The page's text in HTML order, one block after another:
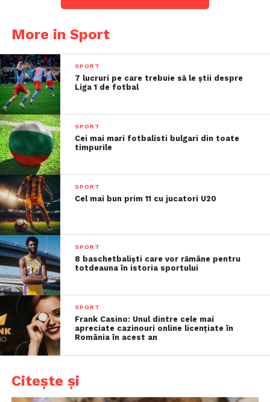
More in Sport
SPORT
7 lucruri pe care trebuie să le știi despre
Liga 1 de fotbal
SPORT
Cei mai mari fotbalisti bulgari din toate
timpurile
SPORT
Cel mai bun prim 11 cu jucatori U20
SPORT
8 baschetbaliști care vor rămâne pentru
totdeauna în istoria sportului
SPORT
Frank Casino: Unul dintre cele mai
apreciate cazinouri online licențiate în
România în acest an
Citește și